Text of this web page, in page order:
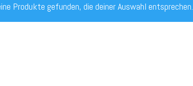
Produkte gefunden, die deiner Auswahl entsprechen.